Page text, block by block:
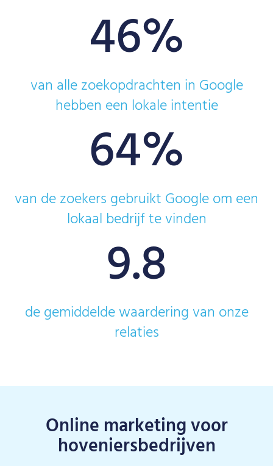
46%
van alle zoekopdrachten in Google
hebben een lokale intentie
64%
van de zoekers gebruikt Google om een
lokaal bedrijf te vinden
9.8
de gemiddelde waardering van onze
relaties
Online marketing voor
hoveniersbedrijven